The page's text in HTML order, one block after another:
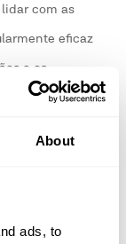
About
ads, to
lidar com as
eficaz
e os
nas vinhas.